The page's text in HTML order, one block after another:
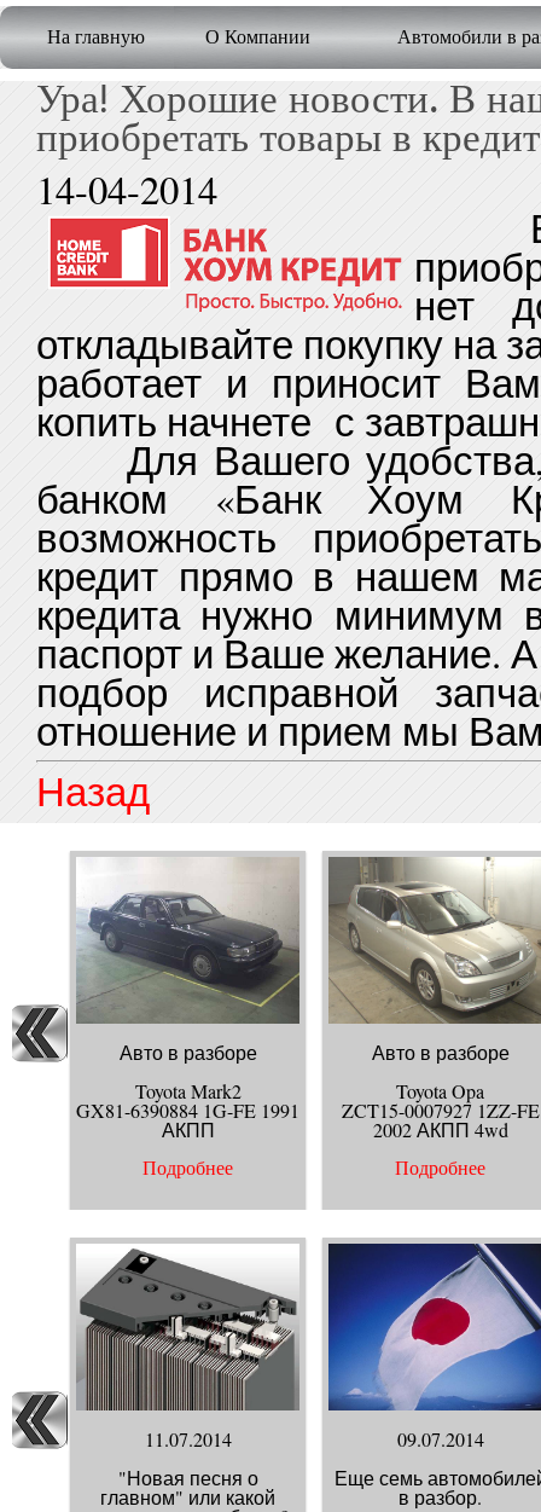
На главную О Компании Автомобили в
Ура! Хорошие новости. В
приобретать товары в
14-04-2014
нет
откладывайте покупку на
работает и приносит
копить начнете с
Для Вашего удобства,
банком «Банк Хоум
возможность
кредит прямо в нашем
кредита нужно минимум
паспорт и Ваше желание.
подбор исправной
отношение и прием мы
Назад
Авто в разборе
Toyota Mark2
GX81-6390884 1G-FE 1991
АКПП
Подробнее
Авто в разборе
Toyota Opa
ZCT15-0007927 1ZZ-FE
2002 АКПП 4wd
Подробнее
11.07.2014
"Новая песня о
главном" или какой
09.07.2014
Еще семь
в разбор.